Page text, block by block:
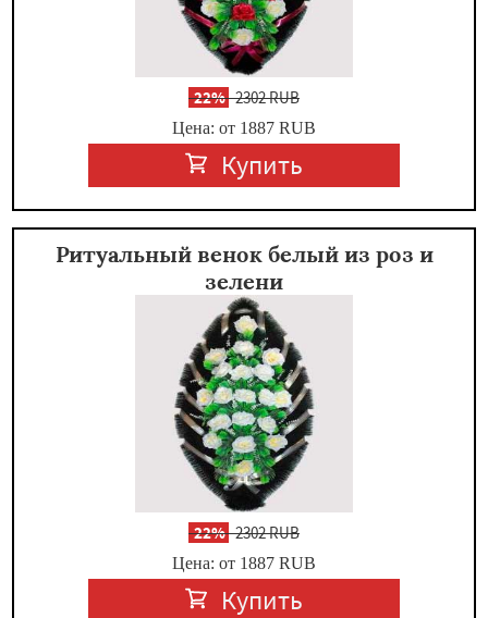
-22%2302 RUB
Цена: от 1887 RUB
Купить
Ритуальный венок белый из роз и
зелени
-22%2302 RUB
Цена: от 1887 RUB
Купить